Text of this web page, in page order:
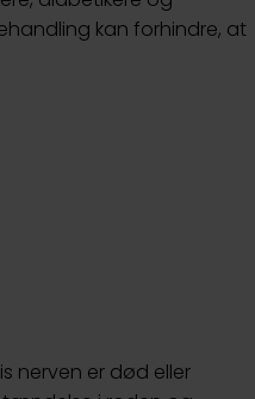
kan forhindre, at
nerven er død eller